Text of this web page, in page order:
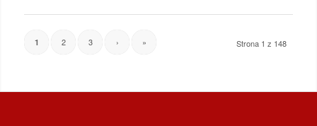
Strona 1 z 148
1 2 3 › »